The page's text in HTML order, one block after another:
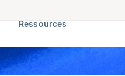
Ressources